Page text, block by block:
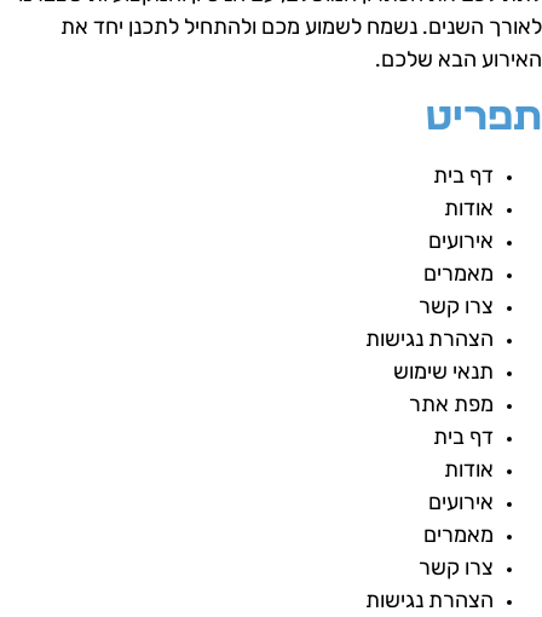
השנים. נשמח לשמוע מכם ולהתחיל לתכנן יחד את
הבא שלכם.
דף בית
אודות
אירועים
מאמרים
צרו קשר
הצהרת נגישות
תנאי שימוש
מפת אתר
דף בית
אודות
אירועים
מאמרים
צרו קשר
הצהרת נגישות